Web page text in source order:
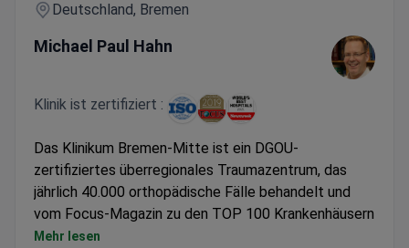
Deutschland, Bremen
Michael Paul Hahn
Klinik ist zertifiziert :
Das Klinikum Bremen-Mitte ist ein DGOU-
zertifiziertes überregionales Traumazentrum, das
jährlich 40.000 orthopädische Fälle behandelt und
vom Focus-Magazin zu den TOP 100 Krankenhäusern
Deutschlands gezählt wird.
Mehr lesen